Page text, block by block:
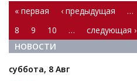
Страницы
« первая ‹ предыдущая …
8
9 10 … следующая ›
НОВОСТИ
суббота, 8 Авг